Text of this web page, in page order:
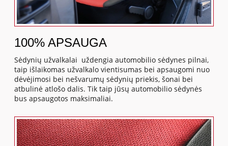
100% APSAUGA
Sėdynių užvalkalai uždengia automobilio sėdynes pilnai,
taip išlaikomas užvalkalo vientisumas bei apsaugomi nuo
dėvėjimosi bei nešvarumų sėdynių priekis, šonai bei
atbulinė atlošo dalis. Tik taip jūsų automobilio sėdynės
bus apsaugotos maksimaliai.